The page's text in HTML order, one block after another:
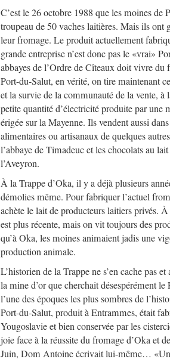
C’est le 26 octobre 1988 que les moines de
troupeau de 50 vaches laitières. Mais ils ont
leur fromage. Le produit actuellement
grande entreprise n’est donc pas le «vrai»
abbayes de l’Ordre de Cîteaux doit vivre du
Port-du-Salut, en vérité, on tire maintenant
et la survie de la communauté de la vente,
petite quantité d’électricité produite par une
érigée sur la Mayenne. Ils vendent aussi
alimentaires ou artisanaux de quelques
l’abbaye de Timadeuc et les chocolats au
l’Aveyron.
À la Trappe d’Oka, il y a déjà plusieurs
démolies même. Pour fabriquer l’actuel
achète le lait de producteurs laitiers privés.
est plus récente, mais on vit toujours des
qu’à Oka, les moines animaient jadis une
production animale.
L’historien de la Trappe ne s’en cache pas
la mine d’or que cherchait désespérément
l’une des époques les plus sombres de
Port-du-Salut, produit à Entrammes, était
Yougoslavie et bien conservée par les
joie face à la réussite du fromage d’Oka et
Juin, Dom Antoine écrivait lui-même…